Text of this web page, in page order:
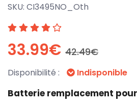
SKU: CI3495NO_Oth
33.99€ 42.49€
Disponibilité : Indisponible
Batterie remplacement pour